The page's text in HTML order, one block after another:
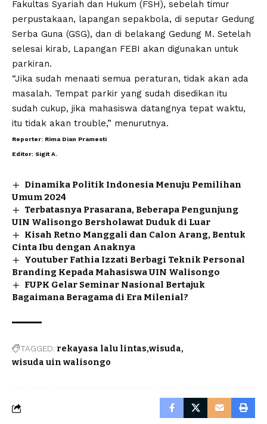
Fakultas Syariah dan Hukum (FSH), sebelah timur
perpustakaan, lapangan sepakbola, di seputar Gedung
Serba Guna (GSG), dan di belakang Gedung M. Setelah
selesai kirab, Lapangan FEBI akan digunakan untuk
parkiran.
“Jika sudah menaati semua peraturan, tidak akan ada
masalah. Tempat parkir yang sudah disedikan itu
sudah cukup, jika mahasiswa datangnya tepat waktu,
itu tidak akan trouble,” menurutnya.
Reporter: Rima Dian Pramesti
Editor: Sigit A.
Dinamika Politik Indonesia Menuju Pemilihan
Umum 2024
Terbatasnya Prasarana, Beberapa Pengunjung
UIN Walisongo Bersholawat Duduk di Luar
Kisah Retno Manggali dan Calon Arang, Bentuk
Cinta Ibu dengan Anaknya
Youtuber Fathia Izzati Berbagi Teknik Personal
Branding Kepada Mahasiswa UIN Walisongo
FUPK Gelar Seminar Nasional Bertajuk
Bagaimana Beragama di Era Milenial?
TAGGED: rekayasa lalu lintas wisuda
wisuda uin walisongo